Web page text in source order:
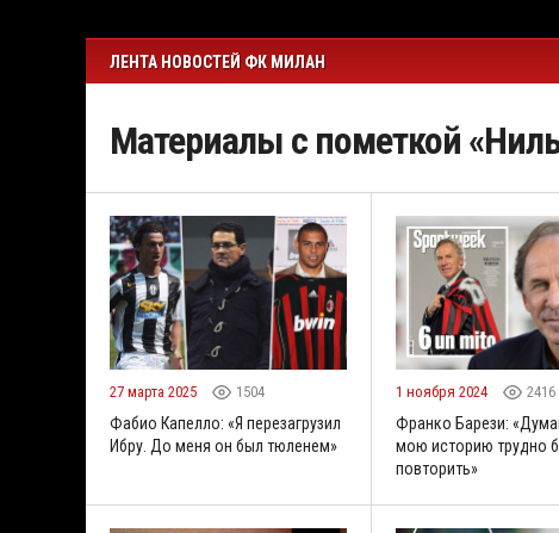
ЛЕНТА НОВОСТЕЙ ФК МИЛАН
Материалы с пометкой
27 марта 2025 1504
Фабио Капелло: «Я перезагрузил
Ибру. До меня он был тюленем»
1 ноября 2024 2416
Франко Барези:
мою историю трудно
повторить»